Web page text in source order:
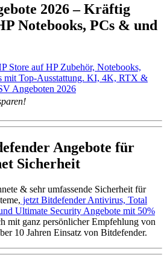
2026 – Kräftig
Notebooks, PCs & und
Store auf HP Zubehör, Notebooks,
mit Top-Ausstattung. KI, 4K, RTX &
Angeboten 2026
Angebote für
Sicherheit
& sehr umfassende Sicherheit für
jetzt Bitdefender Antivirus, Total
Ultimate Security Angebote mit 50%
mit ganz persönlicher Empfehlung von
10 Jahren Einsatz von Bitdefender.